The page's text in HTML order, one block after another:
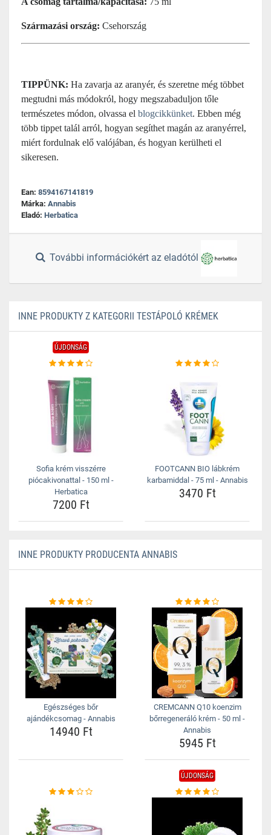
Származási ország: Csehország
TIPPÜNK: Ha zavarja az aranyér, és szeretne még többet
megtudni más módokról, hogy megszabaduljon tőle
természetes módon, olvassa el blogcikkünket. Ebben még
több tippet talál arról, hogyan segíthet magán az aranyérrel,
miért fordulnak elő valójában, és hogyan kerülheti el
sikeresen.
Ean: 8594167141819
Márka: Annabis
Eladó: Herbatica
További információkért az eladótól
INNE PRODUKTY Z KATEGORII TESTÁPOLÓ KRÉMEK
ÚJDONSÁG
Sofia krém visszérre
piócakivonattal - 150 ml -
Herbatica
7200 Ft
FOOTCANN BIO lábkrém
karbamiddal - 75 ml - Annabis
3470 Ft
INNE PRODUKTY PRODUCENTA ANNABIS
Egészséges bőr
ajándékcsomag - Annabis
14940 Ft
CREMCANN Q10 koenzim
bőrregeneráló krém - 50 ml -
Annabis
5945 Ft
ÚJDONSÁG